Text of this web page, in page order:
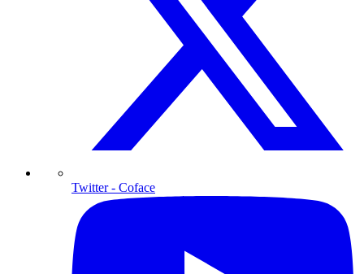
Twitter- Coface